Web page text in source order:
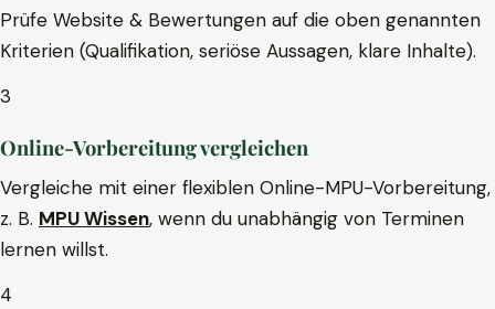
Prüfe Website & Bewertungen auf die oben genannten
Kriterien (Qualifikation, seriöse Aussagen, klare Inhalte).
3
Online-Vorbereitung vergleichen
Vergleiche mit einer flexiblen Online-MPU-Vorbereitung,
z. B. MPU Wissen, wenn du unabhängig von Terminen
lernen willst.
4